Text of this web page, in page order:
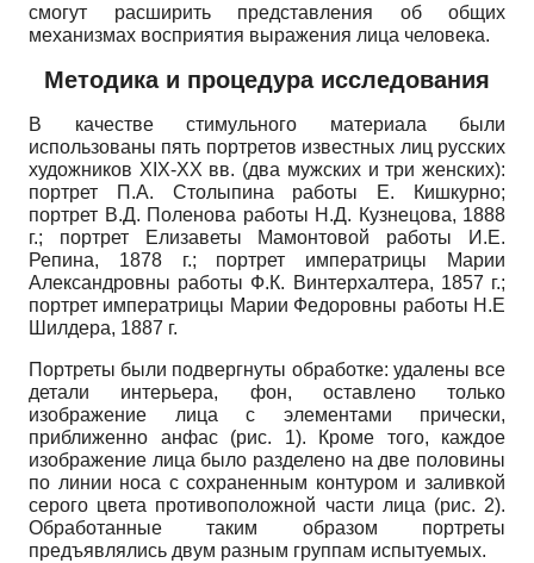
смогут расширить представления об общих
механизмах восприятия выражения лица человека.
Методика и процедура исследования
В качестве стимульного материала были
использованы пять портретов известных лиц русских
художников XIX-XX вв. (два мужских и три женских):
портрет П.А. Столыпина работы Е. Кишкурно;
портрет В.Д. Поленова работы Н.Д. Кузнецова, 1888
г.; портрет Елизаветы Мамонтовой работы И.Е.
Репина, 1878 г.; портрет императрицы Марии
Александровны работы Ф.К. Винтерхалтера, 1857 г.;
портрет императрицы Марии Федоровны работы Н.Е
Шилдера, 1887 г.
Портреты были подвергнуты обработке: удалены все
детали интерьера, фон, оставлено только
изображение лица с элементами прически,
приближенно анфас (рис. 1). Кроме того, каждое
изображение лица было разделено на две половины
по линии носа с сохраненным контуром и заливкой
серого цвета противоположной части лица (рис. 2).
Обработанные таким образом портреты
предъявлялись двум разным группам испытуемых.